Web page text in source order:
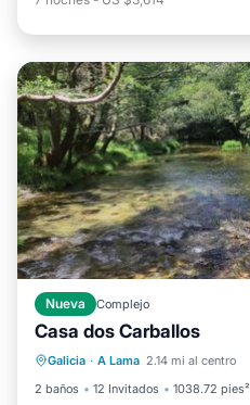
Nueva Complejo
Casa dos Carballos
Galicia · A Lama 2.14 mi al centro
2 baños
12 Invitados 1038.72 pies²
Frente al mar
Vista al mar